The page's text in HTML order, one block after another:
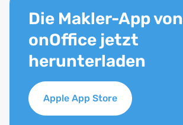
Die Makler-App von
onOffice jetzt
herunterladen
Apple App Store